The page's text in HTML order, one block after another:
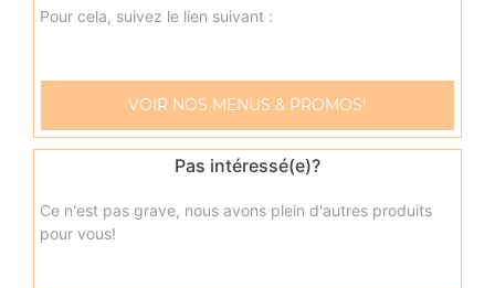
Nos Sandwichs
sandwich américain merguez, sandwich américain bacon,
sandwich américain steak, ...
+
Pour cela, suivez le lien suivant :
VOIR NOS MENUS & PROMOS!
Pas intéressé(e)?
Ce n'est pas grave, nous avons plein d'autres produits
pour vous!